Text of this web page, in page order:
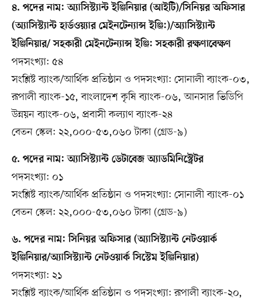
৪. পদের নাম: অ্যাসিস্ট্যান্ট ইঞ্জিনিয়ার (আইটি)/সিনিয়র অফিসার
(অ্যাসিস্ট্যান্ট হার্ডওয়্যার মেইনটেন্যান্স ইঞ্জি:)/অ্যাসিস্ট্যান্ট
ইঞ্জিনিয়ার/ সহকারী মেইনটেন্যান্স ইঞ্জি: সহকারী রক্ষণাবেক্ষণ
পদসংখ্যা: ৫৪
সংশ্লিষ্ট ব্যাংক/আর্থিক প্রতিষ্ঠান ও পদসংখ্যা: সোনালী ব্যাংক-০৩,
রূপালী ব্যাংক-১৫, বাংলাদেশ কৃষি ব্যাংক-০৬, আনসার ভিডিপি
উন্নয়ন ব্যাংক-০৬, প্রবাসী কল্যাণ ব্যাংক-২৪
বেতন স্কেল: ২২,০০০-৫৩,০৬০ টাকা (গ্রেড-৯)
৫. পদের নাম: অ্যাসিস্ট্যান্ট ডেটাবেজ অ্যাডমিনিস্ট্রেটর
পদসংখ্যা: ০১
সংশ্লিষ্ট ব্যাংক/আর্থিক প্রতিষ্ঠান ও পদসংখ্যা: সোনালী ব্যাংক-০১
বেতন স্কেল: ২২,০০০-৫৩,০৬০ টাকা (গ্রেড-৯)
৬. পদের নাম: সিনিয়র অফিসার (অ্যাসিস্ট্যান্ট নেটওয়ার্ক
ইঞ্জিনিয়ার/অ্যাসিস্ট্যান্ট নেটওয়ার্ক সিস্টেম ইঞ্জিনিয়ার)
পদসংখ্যা: ২১
সংশ্লিষ্ট ব্যাংক/আর্থিক প্রতিষ্ঠান ও পদসংখ্যা: রূপালী ব্যাংক-২০,